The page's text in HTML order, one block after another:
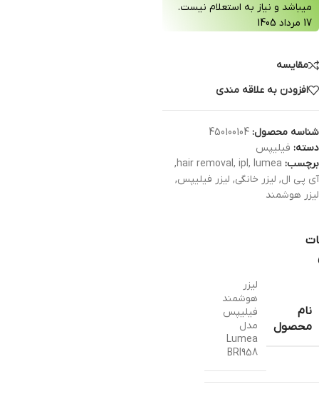
میباشد و نیاز به استعلام نیست.
17 مرداد 1405
مقایسه
افزودن به علاقه مندی
شناسه محصول: 450100104
دسته: فیلیپس
برچسب:
hair removal, ipl, lumea
,
آی پی ال, لیزر خانگی, لیزر فیلیپس,
لیزر هوشمند
نام
محصول
لیزر
هوشمند
فیلیپس
مدل
Lumea
BRI958